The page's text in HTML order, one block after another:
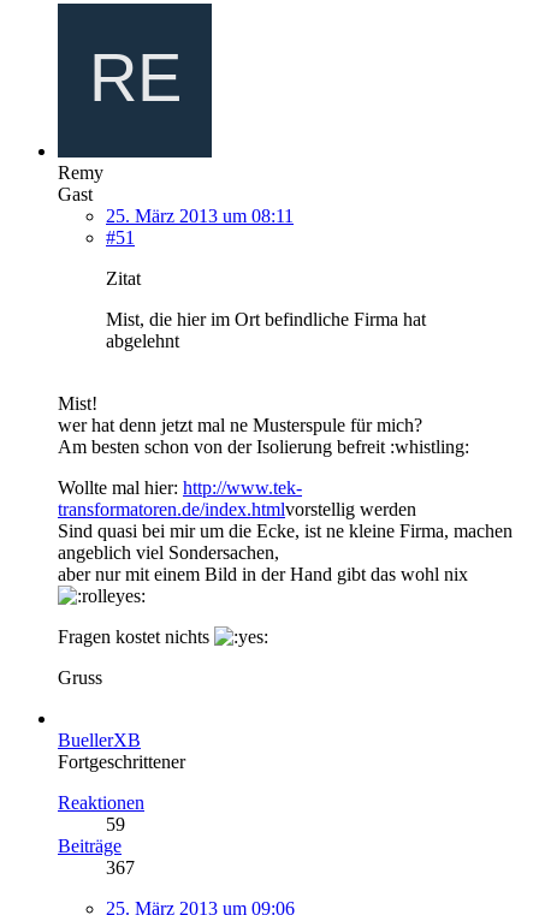
Remy
Gast
25. März 2013 um 08:11
#51
Zitat
Mist, die hier im Ort befindliche Firma hat
abgelehnt
Mist!
wer hat denn jetzt mal ne Musterspule für mich?
Am besten schon von der Isolierung befreit :whistling:
Wollte mal hier: http://www.tek-
transformatoren.de/index.htmlvorstellig werden
Sind quasi bei mir um die Ecke, ist ne kleine Firma, machen
angeblich viel Sondersachen,
aber nur mit einem Bild in der Hand gibt das wohl nix
Fragen kostet nichts
Gruss
BuellerXB
Fortgeschrittener
Reaktionen
59
Beiträge
367
25. März 2013 um 09:06